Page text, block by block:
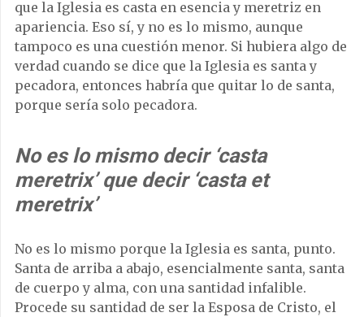
que la Iglesia es casta en esencia y meretriz en
apariencia. Eso sí, y no es lo mismo, aunque
tampoco es una cuestión menor. Si hubiera algo de
verdad cuando se dice que la Iglesia es santa y
pecadora, entonces habría que quitar lo de santa,
porque sería solo pecadora.
No es lo mismo decir ‘casta
meretrix’ que decir ‘casta et
meretrix’
No es lo mismo porque la Iglesia es santa, punto.
Santa de arriba a abajo, esencialmente santa, santa
de cuerpo y alma, con una santidad infalible.
Procede su santidad de ser la Esposa de Cristo, el